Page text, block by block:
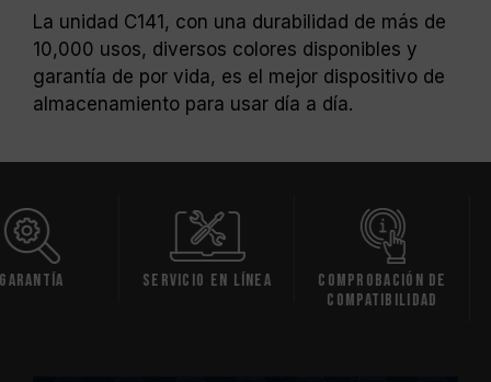
La unidad C141, con una durabilidad de más de
10,000 usos, diversos colores disponibles y
garantía de por vida, es el mejor dispositivo de
almacenamiento para usar día a día.
Servicio en línea
Comprobación de
compatibilidad